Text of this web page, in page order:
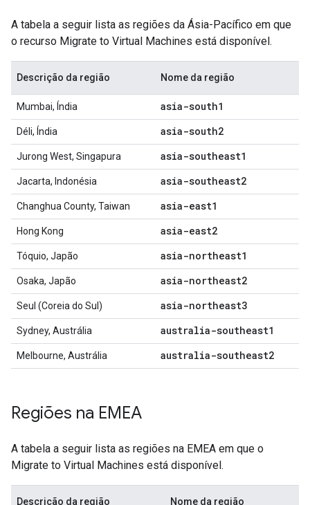
A tabela a seguir lista as regiões da Ásia-Pacífico em que
o recurso Migrate to Virtual Machines está disponível.
Descrição da região Nome da região
Mumbai, Índia asia-south1
Déli, Índia asia-south2
Jurong West, Singapura asia-southeast1
Jacarta, Indonésia asia-southeast2
Changhua County, Taiwan asia-east1
Hong Kong asia-east2
Tóquio, Japão asia-northeast1
Osaka, Japão asia-northeast2
Seul (Coreia do Sul) asia-northeast3
Sydney, Austrália australia-southeast1
Melbourne, Austrália australia-southeast2
Regiões na EMEA
A tabela a seguir lista as regiões na EMEA em que o
Migrate to Virtual Machines está disponível.
Descrição da região Nome da região